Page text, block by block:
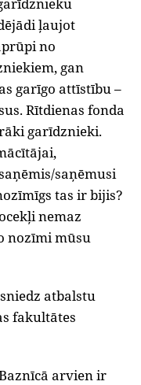
ļaujot
no
gan
garīgo attīstību –
Rītdienas fonda
garīdznieki.
saņēmusi
tas ir bijis?
nemaz
nozīmi mūsu
atbalstu
fakultātes
arvien ir